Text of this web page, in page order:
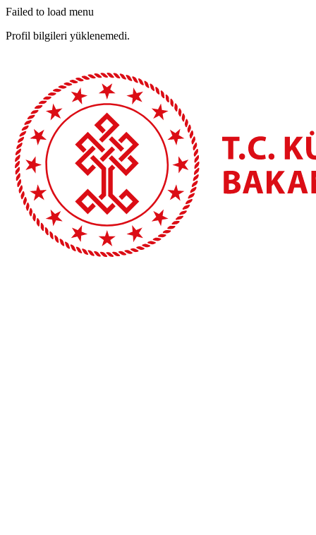
Failed to load menu
Profil bilgileri yüklenemedi.